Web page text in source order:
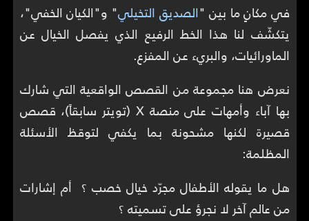
في مكانٍ ما بين "الصديق التخيلي" و"الكيان الخفي"،
يتكشّف لنا هذا الخط الرفيع الذي يفصل الخيال عن
الماورائيات، والبريء عن المفزع.
نعرض هنا مجموعة من القصص الواقعية التي شارك
بها آباء وأمهات على منصة X (تويتر سابقاً)، قصص
قصيرة لكنها مشحونة بما يكفي لتوقظ الأسئلة
المظلمة:
هل ما يقوله الأطفال مجرّد خيال خصب ؟ أم إشارات
من عالم آخر لا نجرؤ على تسميته ؟